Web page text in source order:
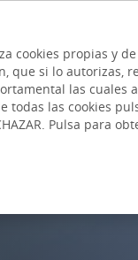
cookies propias y
que si lo autorizas,
las
las cookies
Pulsa para
PRIVADA